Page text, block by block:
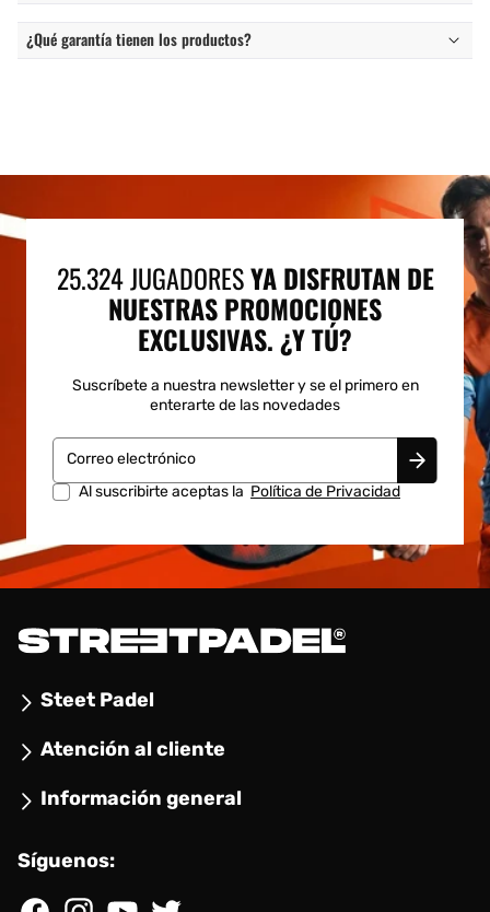
¿Qué garantía tienen los productos?
25.324 JUGADORESYA DISFRUTAN DE
NUESTRAS PROMOCIONES
EXCLUSIVAS. ¿Y TÚ?
Suscríbete a nuestra newsletter y se el primero en
enterarte de las novedades
Correo electrónico
Al suscribirte aceptas la Política de Privacidad
Steet Padel
Atención al cliente
Información general
Síguenos: